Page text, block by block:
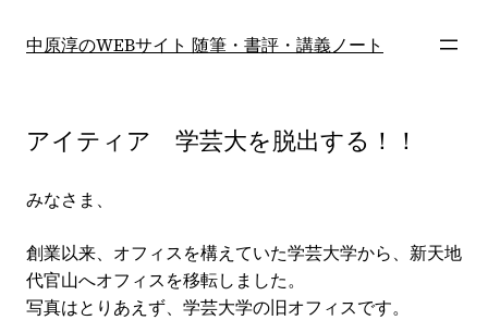
中原淳のWEBサイト 随筆・書評・講義ノート
アイティア 学芸大を脱出する！！
みなさま、
創業以来、オフィスを構えていた学芸大学から、新天地
代官山へオフィスを移転しました。
写真はとりあえず、学芸大学の旧オフィスです。